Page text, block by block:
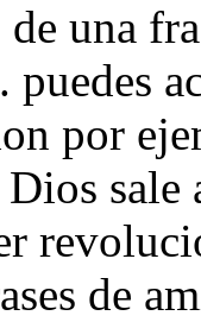
una
por
de